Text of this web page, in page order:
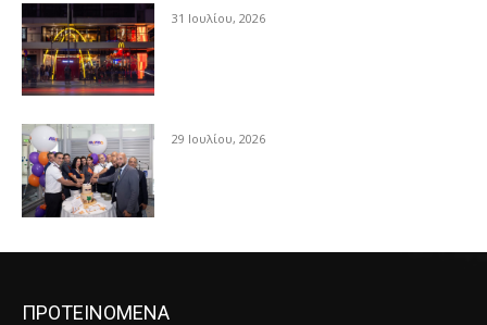
31 Ιουλίου, 2026
29 Ιουλίου, 2026
ΠΡΟΤΕΙΝΟΜΕΝΑ